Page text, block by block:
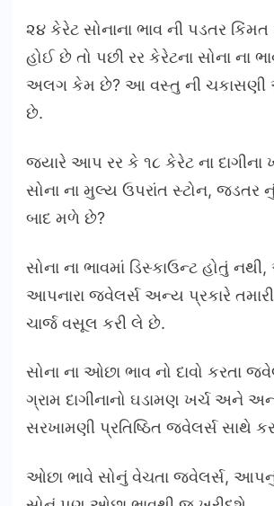
૨૪ કેરેટ સોનાના ભાવ ની પડતર
હોઈ છે તો પછી રર કેરેટના સોના ના
અલગ કેમ છે? આ વસ્તુ ની ચકાસણી
છે.
જયારે આપ રર કે ૧૮ કેરેટ ના દાગીના
સોના ના મુલ્ય ઉપરાંત સ્ટોન,
બાદ મળે છે?
સોના ના ભાવમાં ડિસ્કાઉન્ટ હોતું
આપનારા જવેલર્સ અન્ય પ્રકારે તમારી
ચાર્જ વસૂલ કરી લે છે.
સોના ના ઓછા ભાવ નો દાવો કરતા
ગ્રામ દાગીનાનો ઘડામણ ખર્ચ અને
સરખામણી પ્રતિષ્ઠિત જવેલર્સ સાથે
ઓછા ભાવે સોનું વેચતા જવેલર્સ,